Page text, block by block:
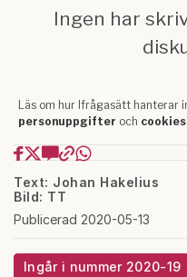
Text: Johan Hakelius
Bild: TT
Publicerad 2020-05-13
Ingår i nummer 2020-19